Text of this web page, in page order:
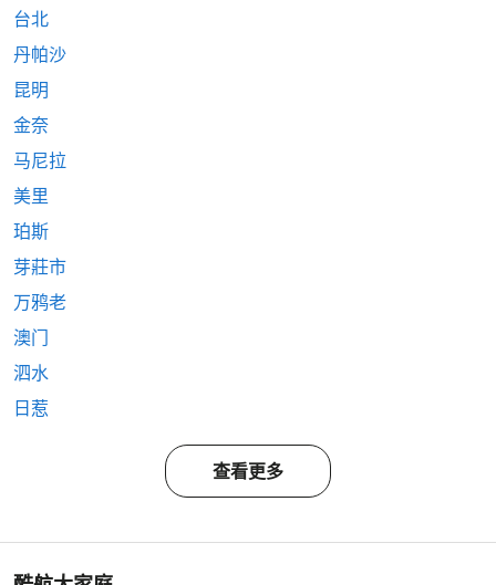
台北
丹帕沙
昆明
金奈
马尼拉
美里
珀斯
芽莊市
万鸦老
澳门
泗水
日惹
查看更多